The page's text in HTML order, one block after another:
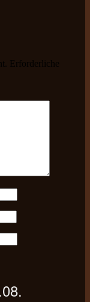
Erforderliche